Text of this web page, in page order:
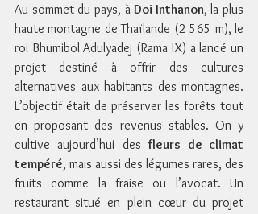
Au sommet du pays, à Doi Inthanon, la plus
haute montagne de Thaïlande (2 565 m), le
roi Bhumibol Adulyadej (Rama IX) a lancé un
projet destiné à offrir des cultures
alternatives aux habitants des montagnes.
L’objectif était de préserver les forêts tout
en proposant des revenus stables. On y
cultive aujourd’hui des fleurs de climat
tempéré, mais aussi des légumes rares, des
fruits comme la fraise ou l’avocat. Un
restaurant situé en plein cœur du projet